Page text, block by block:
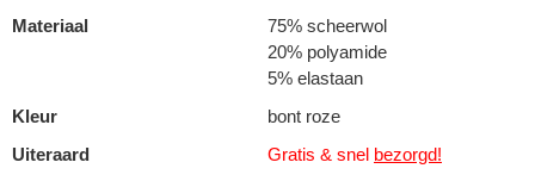
Materiaal
75% scheerwol
20% polyamide
5% elastaan
Kleur
bont roze
Uiteraard
Gratis & snel bezorgd!